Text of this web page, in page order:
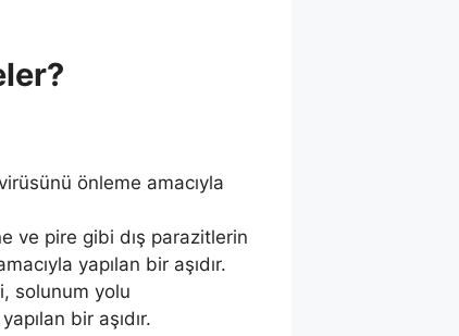
önleme amacıyla
ve pire gibi dış parazitlerin
yapılan bir aşıdır.
solunum yolu
bir aşıdır.